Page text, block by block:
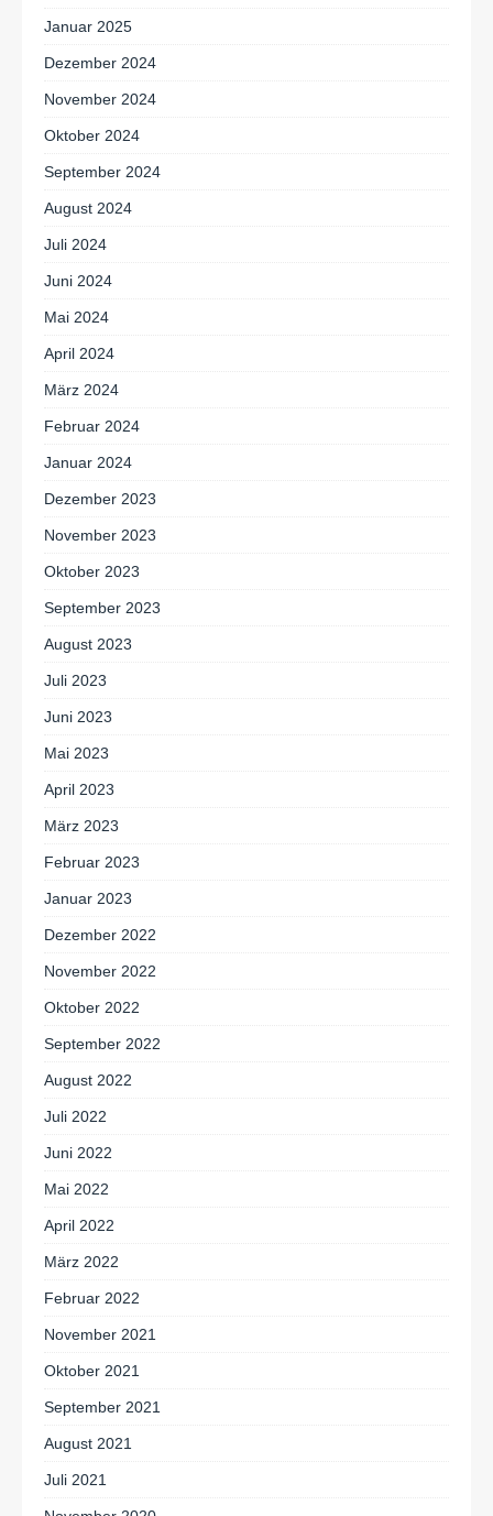
Januar 2025
Dezember 2024
November 2024
Oktober 2024
September 2024
August 2024
Juli 2024
Juni 2024
Mai 2024
April 2024
März 2024
Februar 2024
Januar 2024
Dezember 2023
November 2023
Oktober 2023
September 2023
August 2023
Juli 2023
Juni 2023
Mai 2023
April 2023
März 2023
Februar 2023
Januar 2023
Dezember 2022
November 2022
Oktober 2022
September 2022
August 2022
Juli 2022
Juni 2022
Mai 2022
April 2022
März 2022
Februar 2022
November 2021
Oktober 2021
September 2021
August 2021
Juli 2021